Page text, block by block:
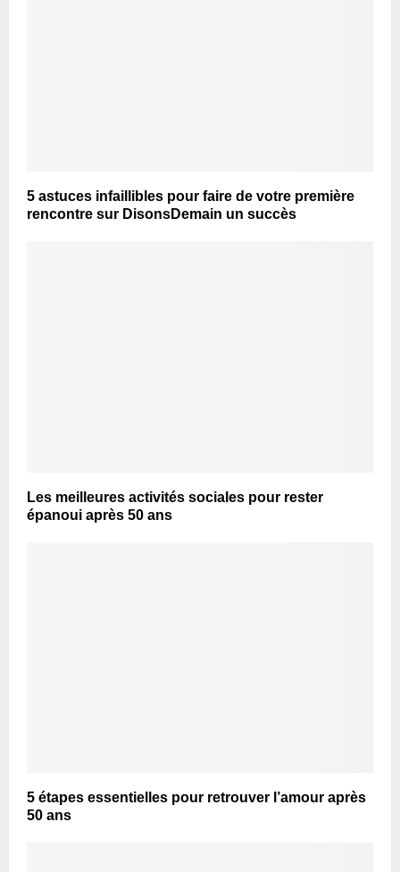
5 astuces infaillibles pour faire de votre première
rencontre sur DisonsDemain un succès
Les meilleures activités sociales pour rester
épanoui après 50 ans
5 étapes essentielles pour retrouver l’amour après
50 ans